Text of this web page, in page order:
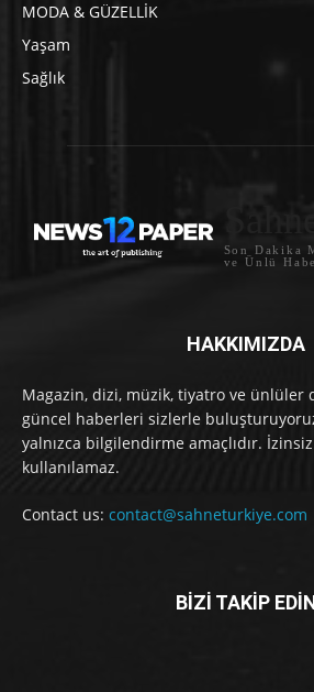
MODA & GÜZELLİK
Yaşam
Sağlık
Son Dakika
ve Ünlü
HAKKIMIZDA
Magazin, dizi, müzik, tiyatro ve ünlüler
güncel haberleri sizlerle
yalnızca bilgilendirme amaçlıdır.
kullanılamaz.
Contact us: contact@sahneturkiye.com
BİZİ TAKİP